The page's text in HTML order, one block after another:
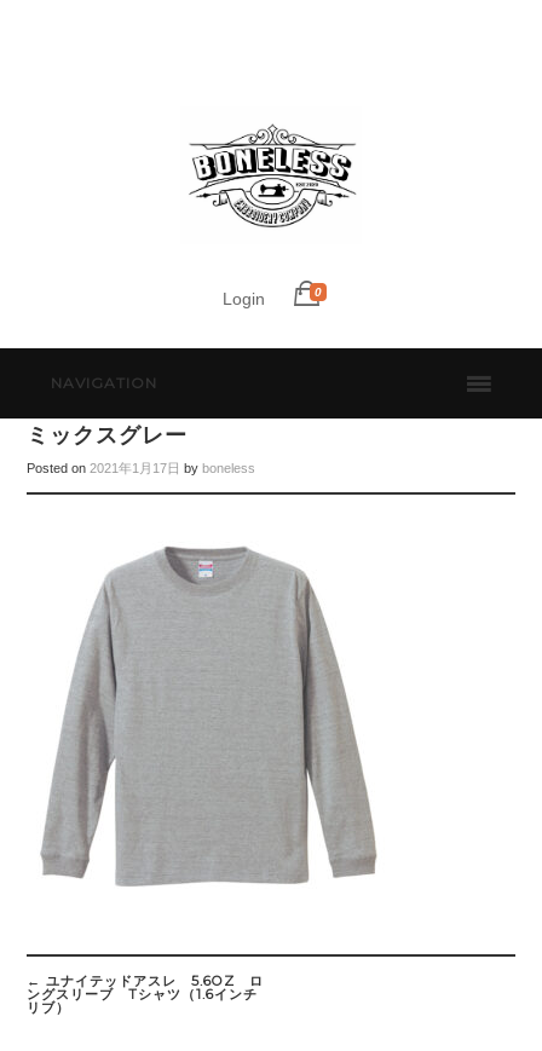
Login 0
NAVIGATION
ミックスグレー
Posted on2021年1月17日 byboneless
Post
navigation
← ユナイテッドアスレ 5.6OZ ロ
ングスリーブ Tシャツ（1.6インチ
リブ）